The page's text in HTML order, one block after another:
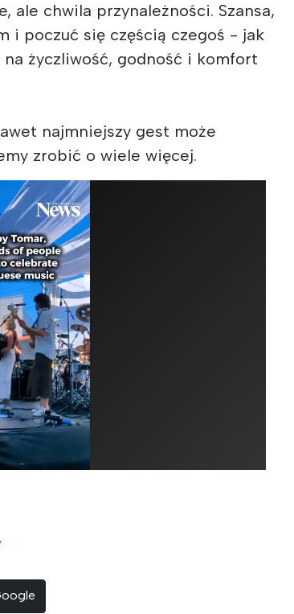
ale chwila przynależności. Szansa,
i poczuć się częścią czegoś - jak
na życzliwość, godność i komfort
najmniejszy gest może
zrobić o wiele więcej.